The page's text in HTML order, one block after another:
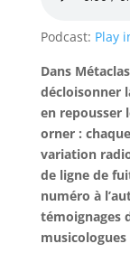
Podcast: Play
Dans
décloisonner
en repousser
orner :
variation
de ligne de
numéro à
témoignages